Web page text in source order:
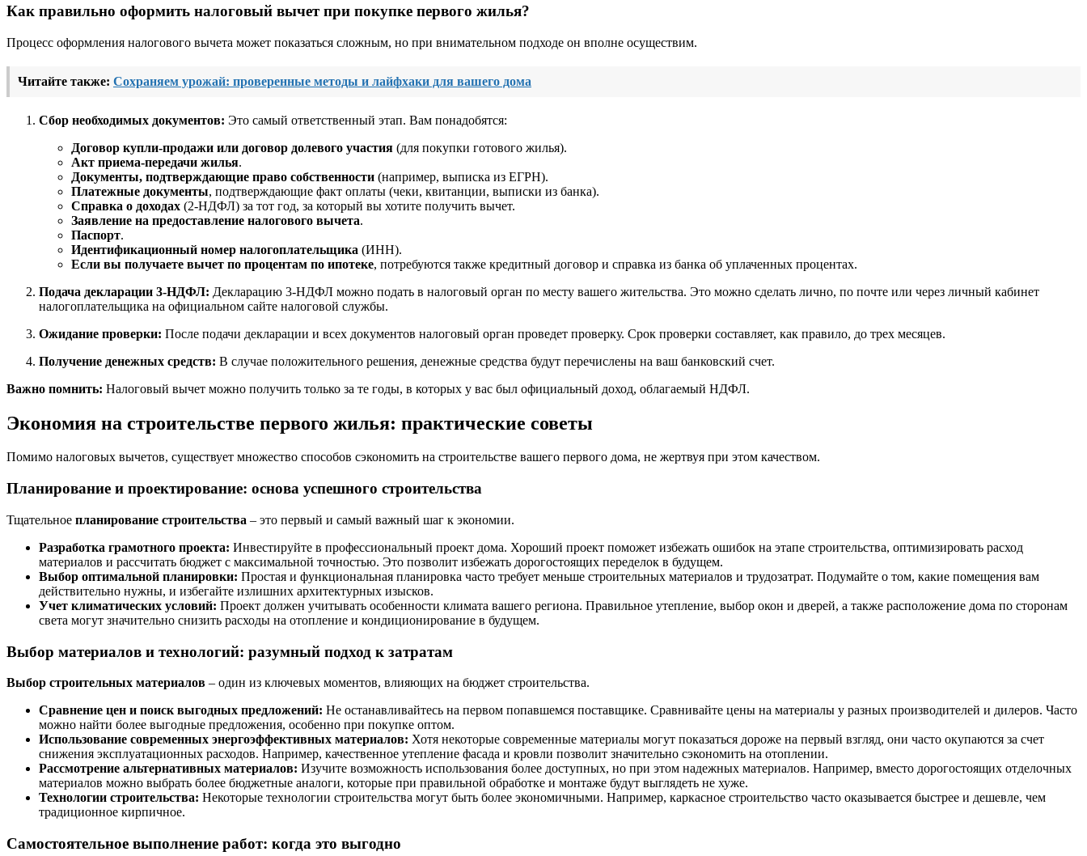
Как правильно оформить налоговый вычет при покупке первого жилья?
Процесс оформления налогового вычета может показаться сложным, но при внимательном подходе он вполне осуществим.
Читайте также: Сохраняем урожай: проверенные методы и лайфхаки для вашего дома
Сбор необходимых документов: Это самый ответственный этап. Вам понадобятся:
Договор купли-продажи или договор долевого участия (для покупки готового жилья).
Акт приема-передачи жилья.
Документы, подтверждающие право собственности (например, выписка из ЕГРН).
Платежные документы, подтверждающие факт оплаты (чеки, квитанции, выписки из банка).
Справка о доходах (2-НДФЛ) за тот год, за который вы хотите получить вычет.
Заявление на предоставление налогового вычета.
Паспорт.
Идентификационный номер налогоплательщика (ИНН).
Если вы получаете вычет по процентам по ипотеке, потребуются также кредитный договор и справка из банка об уплаченных процентах.
Подача декларации 3-НДФЛ: Декларацию 3-НДФЛ можно подать в налоговый орган по месту вашего жительства. Это можно сделать лично, по почте или через личный кабинет
налогоплательщика на официальном сайте налоговой службы.
Ожидание проверки: После подачи декларации и всех документов налоговый орган проведет проверку. Срок проверки составляет, как правило, до трех месяцев.
Получение денежных средств: В случае положительного решения, денежные средства будут перечислены на ваш банковский счет.
Важно помнить: Налоговый вычет можно получить только за те годы, в которых у вас был официальный доход, облагаемый НДФЛ.
Экономия на строительстве первого жилья: практические советы
Помимо налоговых вычетов, существует множество способов сэкономить на строительстве вашего первого дома, не жертвуя при этом качеством.
Планирование и проектирование: основа успешного строительства
Тщательное планирование строительства – это первый и самый важный шаг к экономии.
Разработка грамотного проекта: Инвестируйте в профессиональный проект дома. Хороший проект поможет избежать ошибок на этапе строительства, оптимизировать расход
материалов и рассчитать бюджет с максимальной точностью. Это позволит избежать дорогостоящих переделок в будущем.
Выбор оптимальной планировки: Простая и функциональная планировка часто требует меньше строительных материалов и трудозатрат. Подумайте о том, какие помещения вам
действительно нужны, и избегайте излишних архитектурных изысков.
Учет климатических условий: Проект должен учитывать особенности климата вашего региона. Правильное утепление, выбор окон и дверей, а также расположение дома по сторонам
света могут значительно снизить расходы на отопление и кондиционирование в будущем.
Выбор материалов и технологий: разумный подход к затратам
Выбор строительных материалов – один из ключевых моментов, влияющих на бюджет строительства.
Сравнение цен и поиск выгодных предложений: Не останавливайтесь на первом попавшемся поставщике. Сравнивайте цены на материалы у разных производителей и дилеров. Часто
можно найти более выгодные предложения, особенно при покупке оптом.
Использование современных энергоэффективных материалов: Хотя некоторые современные материалы могут показаться дороже на первый взгляд, они часто окупаются за счет
снижения эксплуатационных расходов. Например, качественное утепление фасада и кровли позволит значительно сэкономить на отоплении.
Рассмотрение альтернативных материалов: Изучите возможность использования более доступных, но при этом надежных материалов. Например, вместо дорогостоящих отделочных
материалов можно выбрать более бюджетные аналоги, которые при правильной обработке и монтаже будут выглядеть не хуже.
Технологии строительства: Некоторые технологии строительства могут быть более экономичными. Например, каркасное строительство часто оказывается быстрее и дешевле, чем
традиционное кирпичное.
Самостоятельное выполнение работ: когда это выгодно